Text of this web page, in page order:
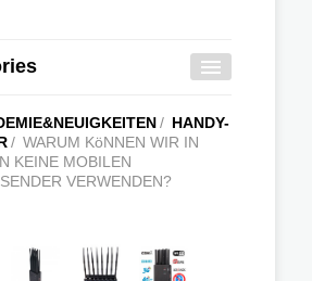
/ HANDY-
/ WARUM KöNNEN WIR IN
KEINE MOBILEN
VERWENDEN?